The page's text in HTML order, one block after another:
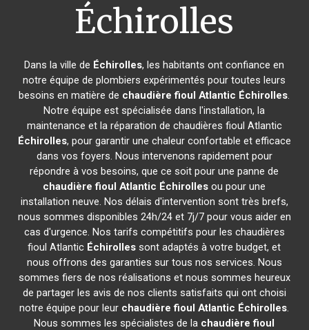
Échirolles
Dans la ville de Échirolles, les habitants ont confiance en
notre équipe de plombiers expérimentés pour toutes leurs
besoins en matière de chaudière fioul Atlantic Échirolles.
Notre équipe est spécialisée dans l'installation, la
maintenance et la réparation de chaudières fioul Atlantic
Échirolles, pour garantir une chaleur confortable et efficace
dans vos foyers. Nous intervenons rapidement pour
répondre à vos besoins, que ce soit pour une panne de
chaudière fioul Atlantic Échirolles ou pour une
installation neuve. Nos délais d'intervention sont très brefs,
nous sommes disponibles 24h/24 et 7j/7 pour vous aider en
cas d'urgence. Nos tarifs compétitifs pour les chaudières
fioul Atlantic Échirolles sont adaptés à votre budget, et
nous offrons des garanties sur tous nos services. Nous
sommes fiers de nos réalisations et nous sommes heureux
de partager les avis de nos clients satisfaits qui ont choisi
notre équipe pour leur chaudière fioul Atlantic Échirolles.
Nous sommes les spécialistes de la chaudière fioul